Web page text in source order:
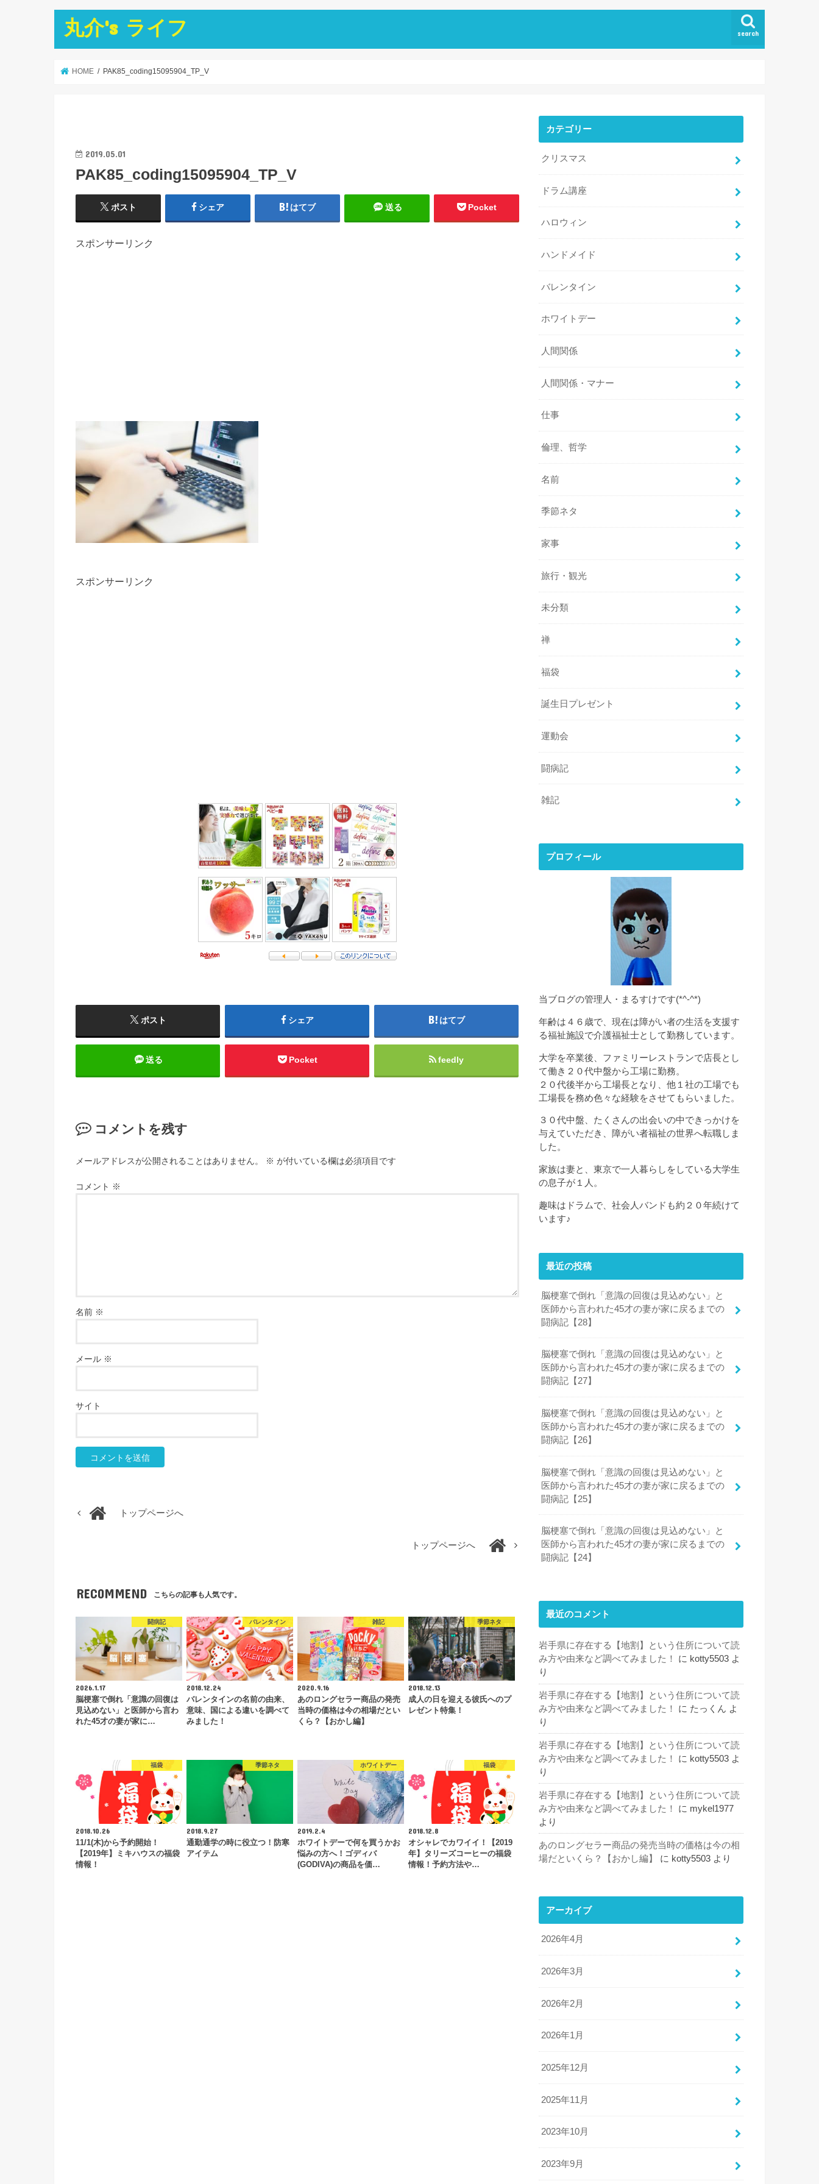
丸介's ライフ search
HOME PAK85_coding15095904_TP_V
2019.05.01
PAK85_coding15095904_TP_V
ポスト シェア はてブ 送る Pocket
スポンサーリンク
スポンサーリンク
ポスト シェア はてブ
送る Pocket feedly
コメントを残す
メールアドレスが公開されることはありません。 ※ が付いている欄は必須項目です
コメント ※
名前 ※
メール ※
サイト
トップページへ
トップページへ
RECOMMEND こちらの記事も人気です。
闘病記
2026.1.17
脳梗塞で倒れ「意識の回復は
見込めない」と医師から言わ
れた45才の妻が家に…
バレンタイン
2018.12.24
バレンタインの名前の由来、
意味、国による違いを調べて
みました！
雑記
2020.9.16
あのロングセラー商品の発売
当時の価格は今の相場だとい
くら？【おかし編】
季節ネタ
2018.12.13
成人の日を迎える彼氏へのプ
レゼント特集！
福袋
2018.10.26
11/1(木)から予約開始！
【2019年】ミキハウスの福袋
情報！
季節ネタ
2018.9.27
通勤通学の時に役立つ！防寒
アイテム
ホワイトデー
2019.2.4
ホワイトデーで何を買うかお
悩みの方へ！ゴディバ
(GODIVA)の商品を価…
福袋
2018.12.8
オシャレでカワイイ！【2019
年】タリーズコーヒーの福袋
情報！予約方法や…
カテゴリー
クリスマス
ドラム講座
ハロウィン
ハンドメイド
バレンタイン
ホワイトデー
人間関係
人間関係・マナー
仕事
倫理、哲学
名前
季節ネタ
家事
旅行・観光
未分類
禅
福袋
誕生日プレゼント
運動会
闘病記
雑記
プロフィール
当ブログの管理人・まるすけです(*^-^*)
年齢は４６歳で、現在は障がい者の生活を支援す
る福祉施設で介護福祉士として勤務しています。
大学を卒業後、ファミリーレストランで店長とし
て働き２０代中盤から工場に勤務。
２０代後半から工場長となり、他１社の工場でも
工場長を務め色々な経験をさせてもらいました。
３０代中盤、たくさんの出会いの中できっかけを
与えていただき、障がい者福祉の世界へ転職しま
した。
家族は妻と、東京で一人暮らしをしている大学生
の息子が１人。
趣味はドラムで、社会人バンドも約２０年続けて
います♪
最近の投稿
脳梗塞で倒れ「意識の回復は見込めない」と
医師から言われた45才の妻が家に戻るまでの
闘病記【28】
脳梗塞で倒れ「意識の回復は見込めない」と
医師から言われた45才の妻が家に戻るまでの
闘病記【27】
脳梗塞で倒れ「意識の回復は見込めない」と
医師から言われた45才の妻が家に戻るまでの
闘病記【26】
脳梗塞で倒れ「意識の回復は見込めない」と
医師から言われた45才の妻が家に戻るまでの
闘病記【25】
脳梗塞で倒れ「意識の回復は見込めない」と
医師から言われた45才の妻が家に戻るまでの
闘病記【24】
最近のコメント
岩手県に存在する【地割】という住所について読
み方や由来など調べてみました！
に kotty5503 よ
り
岩手県に存在する【地割】という住所について読
み方や由来など調べてみました！
に たっくん よ
り
岩手県に存在する【地割】という住所について読
み方や由来など調べてみました！
に kotty5503 よ
り
岩手県に存在する【地割】という住所について読
み方や由来など調べてみました！
に mykel1977
より
あのロングセラー商品の発売当時の価格は今の相
場だといくら？【おかし編】
に kotty5503 より
アーカイブ
2026年4月
2026年3月
2026年2月
2026年1月
2025年12月
2025年11月
2023年10月
2023年9月